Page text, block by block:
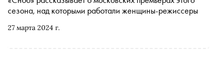
27 марта 2024 г.
сезона, над которыми работали женщины-режиссеры